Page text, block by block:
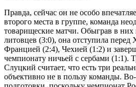
Правда, сейчас он не особо
второго места в группе, команда
товарищеские матчи. Обыграв в них
литовцев (3:0), она отступила перед
Францией (2:4), Чехией (1:2) и
чемпионату ничьей с сербами (1:1).
Слуцкий считает, что есть три
объективно не в пользу команды.